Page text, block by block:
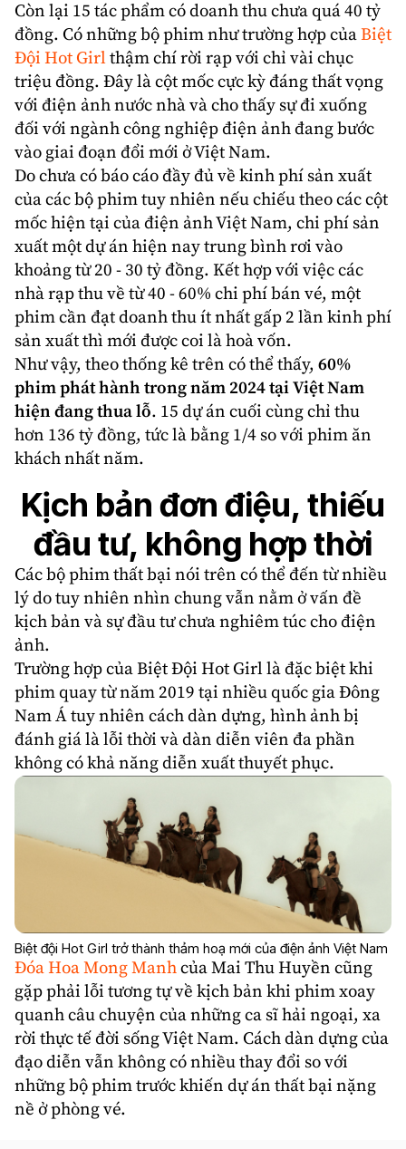
Còn lại 15 tác phẩm có doanh thu chưa quá 40 tỷ
đồng. Có những bộ phim như trường hợp củaBiệt
Đội Hot Girlthậm chí rời rạp với chỉ vài chục
triệu đồng. Đây là cột mốc cực kỳ đáng thất vọng
với điện ảnh nước nhà và cho thấy sự đi xuống
đối với ngành công nghiệp điện ảnh đang bước
vào giai đoạn đổi mới ở Việt Nam.
Do chưa có báo cáo đầy đủ về kinh phí sản xuất
của các bộ phim tuy nhiên nếu chiếu theo các cột
mốc hiện tại của điện ảnh Việt Nam, chi phí sản
xuất một dự án hiện nay trung bình rơi vào
khoảng từ 20 - 30 tỷ đồng. Kết hợp với việc các
nhà rạp thu về từ 40 - 60% chi phí bán vé, một
phim cần đạt doanh thu ít nhất gấp 2 lần kinh phí
sản xuất thì mới được coi là hoà vốn.
Như vậy, theo thống kê trên có thể thấy, 60%
phim phát hành trong năm 2024 tại Việt Nam
hiện đang thua lỗ. 15 dự án cuối cùng chỉ thu
hơn 136 tỷ đồng, tức là bằng 1/4 so với phim ăn
khách nhất năm.
Kịch bản đơn điệu, thiếu
đầu tư, không hợp thời
Các bộ phim thất bại nói trên có thể đến từ nhiều
lý do tuy nhiên nhìn chung vẫn nằm ở vấn đề
kịch bản và sự đầu tư chưa nghiêm túc cho điện
ảnh.
Trường hợp của Biệt Đội Hot Girl là đặc biệt khi
phim quay từ năm 2019 tại nhiều quốc gia Đông
Nam Á tuy nhiên cách dàn dựng, hình ảnh bị
đánh giá là lỗi thời và dàn diễn viên đa phần
không có khả năng diễn xuất thuyết phục.
Biệt đội Hot Girl trở thành thảm hoạ mới của điện ảnh Việt Nam
Đóa Hoa Mong Manhcủa Mai Thu Huyền cũng
gặp phải lỗi tương tự về kịch bản khi phim xoay
quanh câu chuyện của những ca sĩ hải ngoại, xa
rời thực tế đời sống Việt Nam. Cách dàn dựng của
đạo diễn vẫn không có nhiều thay đổi so với
những bộ phim trước khiến dự án thất bại nặng
nề ở phòng vé.